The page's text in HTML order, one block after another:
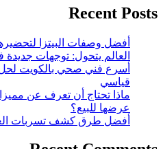
Recent Posts
أفضل وصفات البيتزا
العالم يتحول: توجهات جديدة
أسرع فني صحي بالكويت
قياسي
ماذا تحتاج أن تعرف عن
عرضها للبيع؟
أفضل طرق كشف تسربات الغاز